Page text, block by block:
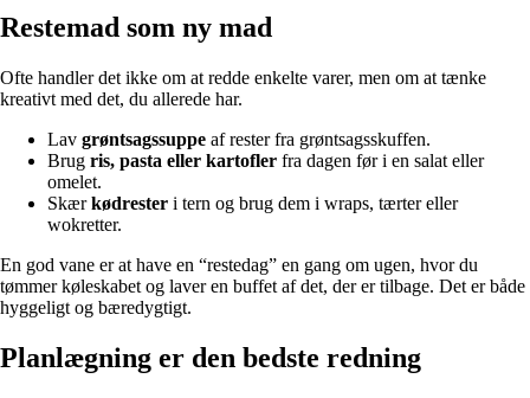
Restemad som ny mad
Ofte handler det ikke om at redde enkelte varer, men om at tænke
kreativt med det, du allerede har.
Lav grøntsagssuppe af rester fra grøntsagsskuffen.
Brug ris, pasta eller kartofler fra dagen før i en salat eller
omelet.
Skærkødrester i tern og brug dem i wraps, tærter eller
wokretter.
En god vane er at have en “restedag” en gang om ugen, hvor du
tømmer køleskabet og laver en buffet af det, der er tilbage. Det er både
hyggeligt og bæredygtigt.
Planlægning er den bedste redning